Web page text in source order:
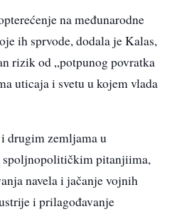
na međunarodne
ih sprvode, dodala je Kalas,
rizik od „potpunog povratka
uticaja i svetu u kojem vlada
drugim zemljama u
spoljnopolitičkim pitanjiima,
navela i jačanje vojnih
i prilagođavanje